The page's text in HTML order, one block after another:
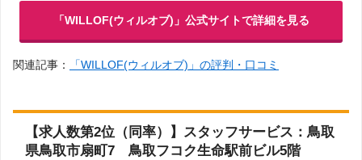
「WILLOF(ウィルオブ)」公式サイトで詳細を見る
関連記事： 「WILLOF(ウィルオブ)」の評判・口コミ
【求人数第2位（同率）】スタッフサービス：鳥取
県鳥取市扇町7 鳥取フコク生命駅前ビル5階